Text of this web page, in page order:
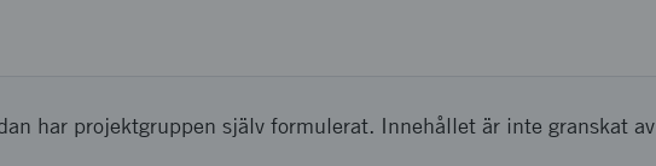
har projektgruppen själv formulerat. Innehållet är inte granskat av